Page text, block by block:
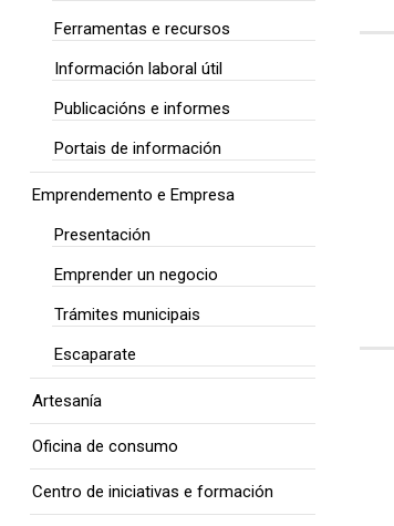
Ferramentas e recursos
Información laboral útil
Publicacións e informes
Portais de información
Emprendemento e Empresa
Presentación
Emprender un negocio
Trámites municipais
Escaparate
Artesanía
Oficina de consumo
Centro de iniciativas e formación